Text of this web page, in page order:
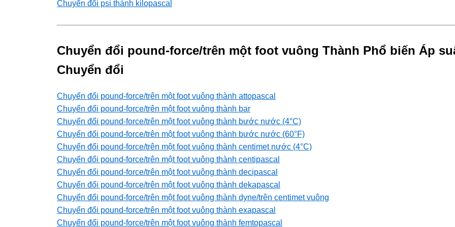
Chuyển đổi psi thành kilopascal
Chuyển đổi pound-force/trên một foot vuông Thành Phổ biến Áp
Chuyển đổi
Chuyển đổi pound-force/trên một foot vuông thành attopascal
Chuyển đổi pound-force/trên một foot vuông thành bar
Chuyển đổi pound-force/trên một foot vuông thành bước nước (4°C)
Chuyển đổi pound-force/trên một foot vuông thành bước nước (60°F)
Chuyển đổi pound-force/trên một foot vuông thành centimet nước (4°C)
Chuyển đổi pound-force/trên một foot vuông thành centipascal
Chuyển đổi pound-force/trên một foot vuông thành decipascal
Chuyển đổi pound-force/trên một foot vuông thành dekapascal
Chuyển đổi pound-force/trên một foot vuông thành dyne/trên centimet vuông
Chuyển đổi pound-force/trên một foot vuông thành exapascal
Chuyển đổi pound-force/trên một foot vuông thành femtopascal